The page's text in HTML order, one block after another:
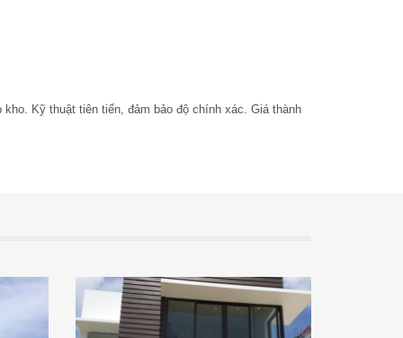
Kỹ thuật tiên tiến, đảm bảo độ chính xác. Giá thành